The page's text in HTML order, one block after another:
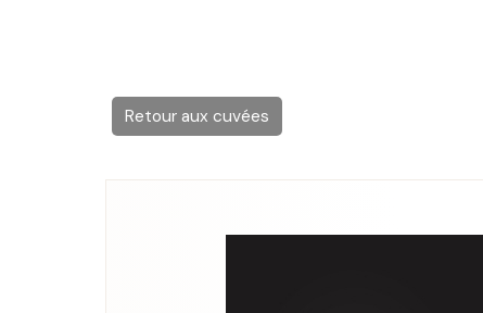
Retour aux cuvées